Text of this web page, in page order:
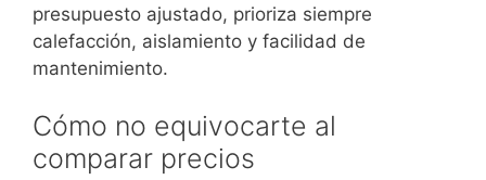
presupuesto ajustado, prioriza siempre
calefacción, aislamiento y facilidad de
mantenimiento.
Cómo no equivocarte al
comparar precios